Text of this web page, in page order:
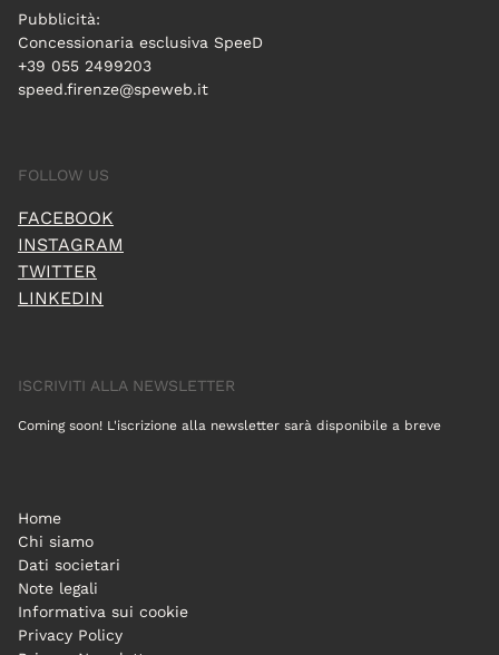
Pubblicità:
Concessionaria esclusiva SpeeD
+39 055 2499203
speed.firenze@speweb.it
FOLLOW US
FACEBOOK
INSTAGRAM
TWITTER
LINKEDIN
ISCRIVITI ALLA NEWSLETTER
Coming soon! L'iscrizione alla newsletter sarà disponibile a breve
Home
Chi siamo
Dati societari
Note legali
Informativa sui cookie
Privacy Policy